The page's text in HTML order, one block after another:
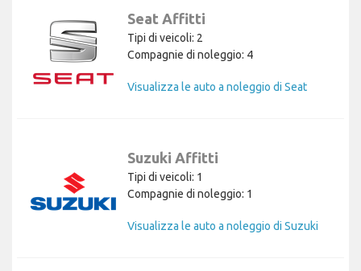
Seat Affitti
Tipi di veicoli: 2
Compagnie di noleggio: 4
Visualizza le auto a noleggio di Seat
Suzuki Affitti
Tipi di veicoli: 1
Compagnie di noleggio: 1
Visualizza le auto a noleggio di Suzuki